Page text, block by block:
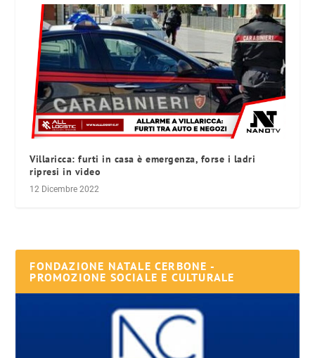
Villaricca: furti in casa è emergenza, forse i ladri
ripresi in video
12 Dicembre 2022
FONDAZIONE NATALE CERBONE -
PROMOZIONE SOCIALE E CULTURALE